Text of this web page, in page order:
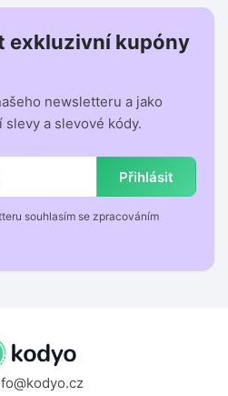
exkluzivní kupóny
newsletteru a jako
a slevové kódy.
Přihlásit
souhlasím se zpracováním